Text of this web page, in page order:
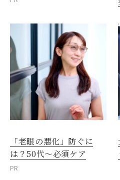
「老眼の悪化」防ぐに
は？50代～必須ケア
PR